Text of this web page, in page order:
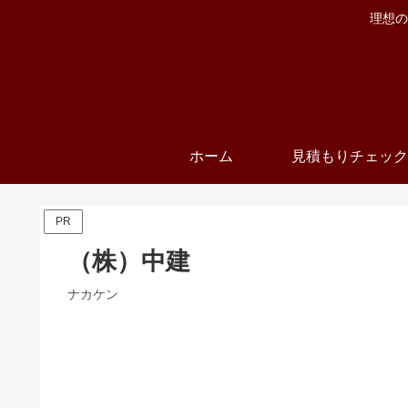
理想
ホーム 見積もりチェッ
PR
（株）中建
ナカケン